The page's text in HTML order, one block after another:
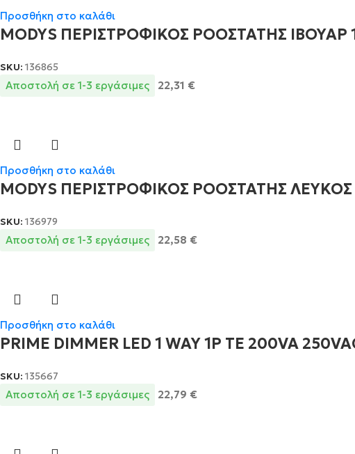
Προσθήκη στο καλάθι
MODYS ΠΕΡΙΣΤΡΟΦΙΚΟΣ ΡΟΟΣΤΑΤΗΣ ΙΒΟΥΑΡ
SKU: 136865
Αποστολή σε 1-3 εργάσιμες 22,31 €
Προσθήκη στο καλάθι
MODYS ΠΕΡΙΣΤΡΟΦΙΚΟΣ ΡΟΟΣΤΑΤΗΣ ΛΕΥΚΟΣ
SKU: 136979
Αποστολή σε 1-3 εργάσιμες 22,58 €
Προσθήκη στο καλάθι
PRIME DIMMER LED 1 WAY 1P TE 200VA
SKU: 135667
Αποστολή σε 1-3 εργάσιμες 22,79 €